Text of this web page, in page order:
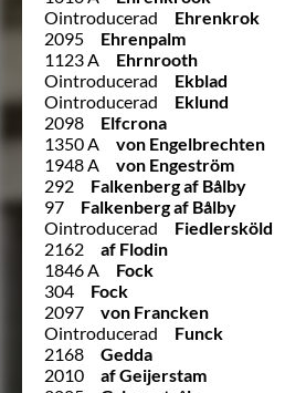
Ointroducerad
Ehrenkrok
2095
Ehrenpalm
1123 A
Ehrnrooth
Ointroducerad
Ekblad
Ointroducerad
Eklund
2098
Elfcrona
1350 A
von Engelbrechten
1948 A
von Engeström
292
Falkenberg af Bålby
97
Falkenberg af Bålby
Ointroducerad
Fiedlersköld
2162
af Flodin
1846 A
Fock
304
Fock
2097
von Francken
Ointroducerad
Funck
2168
Gedda
2010
af Geijerstam